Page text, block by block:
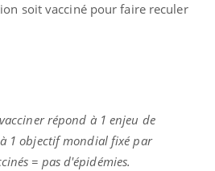
soit vacciné pour faire reculer
répond à 1 enjeu de
1 objectif mondial fixé par
= pas d'épidémies.